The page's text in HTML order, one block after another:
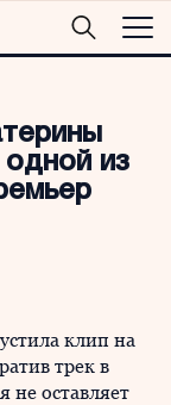
из
клип на
трек в
не оставляет